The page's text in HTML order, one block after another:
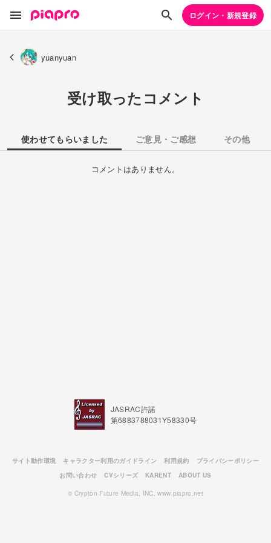
ログイン・新規登録
yuanyuan
受け取ったコメント
使わせてもらいました ご意見・ご感想 その他
コメントはありません。
JASRAC許諾
第6883788031Y58330号
サイト動作環境 キャラクター利用のガイドライン 利用規約
プライバシーポリシー
お問い合わせ
CVシリーズ KARENT ABOUT US
© Crypton Future Media, INC. www.piapro.net